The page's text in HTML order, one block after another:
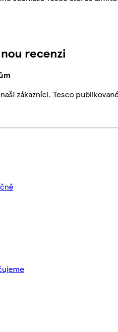
recenzi
zákazníci. Tesco